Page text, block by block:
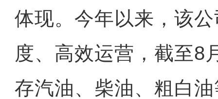
体现。今年以来，该
度、高效运营，截至8
存汽油、柴油、粗白